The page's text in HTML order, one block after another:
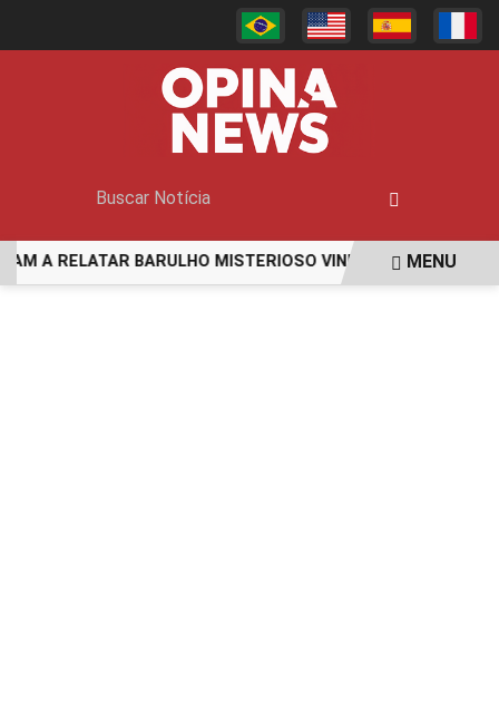
RELATAR BARULHO MISTERIOSO VINDO DO MAR MENU